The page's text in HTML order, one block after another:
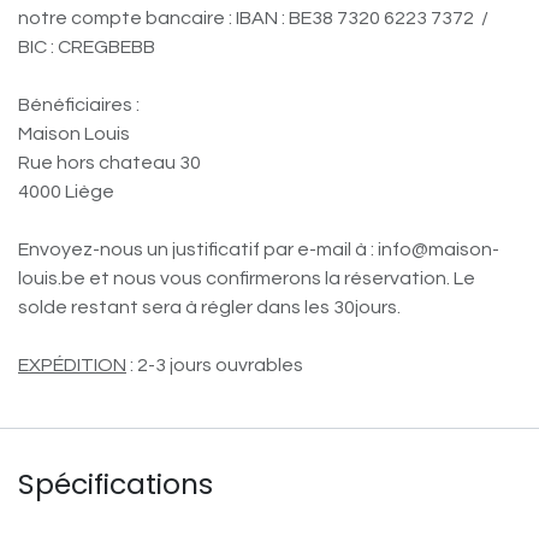
notre compte bancaire : IBAN : BE38 7320 6223 7372 /
BIC : CREGBEBB
Bénéficiaires :
Maison Louis
Rue hors chateau 30
4000 Liège
Envoyez-nous un justificatif par e-mail à : info@maison-
louis.be et nous vous confirmerons la réservation. Le
solde restant sera à régler dans les 30jours.
EXPÉDITION : 2-3 jours ouvrables
Spécifications